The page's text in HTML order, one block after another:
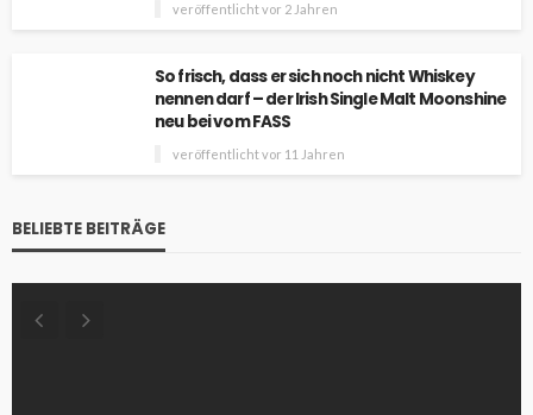
veröffentlicht vor 2 Jahren
So frisch, dass er sich noch nicht Whiskey
nennen darf – der Irish Single Malt Moonshine
neu bei vom FASS
veröffentlicht vor 11 Jahren
BELIEBTE BEITRÄGE